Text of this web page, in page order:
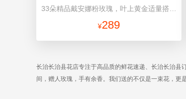
¥289
长治长治县花店专注于高品质的鲜花速递、长治长治县
间，赠人玫瑰，手有余香。我们送的不仅是一束花，更